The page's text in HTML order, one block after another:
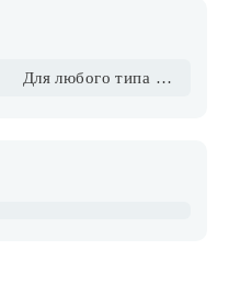
Для любого типа потолка, в том числе натяжного